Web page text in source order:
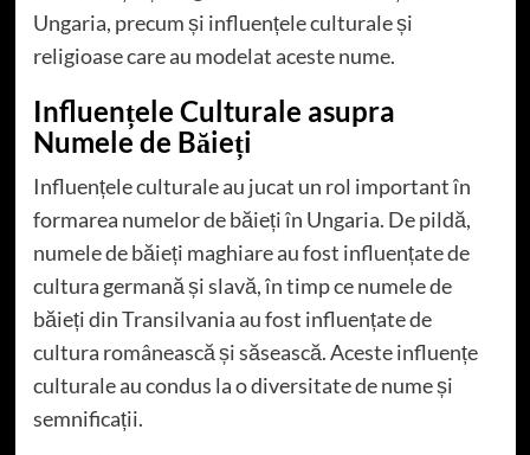
Ungaria, precum și influențele culturale și
religioase care au modelat aceste nume.
Influențele Culturale asupra
Numele de Băieți
Influențele culturale au jucat un rol important în
formarea numelor de băieți în Ungaria. De pildă,
numele de băieți maghiare au fost influențate de
cultura germană și slavă, în timp ce numele de
băieți din Transilvania au fost influențate de
cultura românească și săsească. Aceste influențe
culturale au condus la o diversitate de nume și
semnificații.